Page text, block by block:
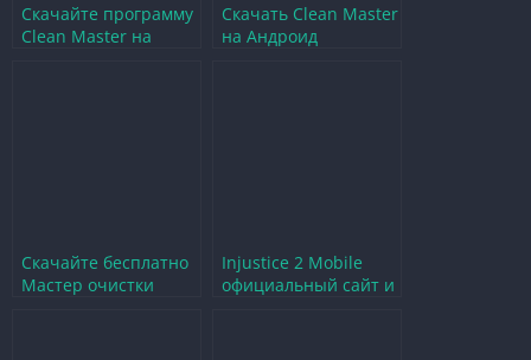
Скачайте программу
Clean Master на
Скачать Clean Master
на Андроид
Скачайте бесплатно
Мастер очистки
Injustice 2 Mobile
официальный сайт и